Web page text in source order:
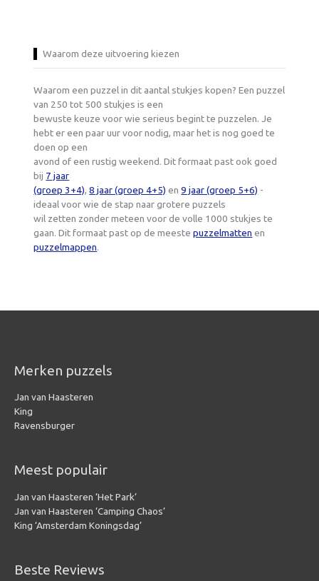
Waarom deze uitvoering kiezen
Waarom een puzzel in dit aantal stukjes kopen? Een puzzel
van 250 tot 500 stukjes is een
bewuste keuze voor wie serieus begint te puzzelen. Je
hebt er een paar uur voor nodig, maar het is nog goed te
doen op een
avond of een rustig weekend. Dit formaat past ook goed
bij 7 jaar
(groep 3+4),8 jaar (groep 4+5) en9 jaar (groep 5+6) -
ideaal voor wie de stap naar grotere puzzels
wil zetten zonder meteen voor de volle 1000 stukjes te
gaan. Dit formaat past op de meestepuzzelmatten en
puzzelmappen.
Merken puzzels
Jan van Haasteren
King
Ravensburger
Meest populair
Jan van Haasteren ‘Het Park’
Jan van Haasteren ‘Camping Chaos’
King ‘Amsterdam Koningsdag’
Beste Reviews